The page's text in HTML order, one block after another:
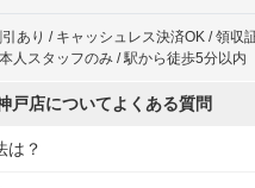
あり / キャッシュレス決済OK / 領収
人スタッフのみ / 駅から徒歩5分以内
戸店についてよくある質問
は？